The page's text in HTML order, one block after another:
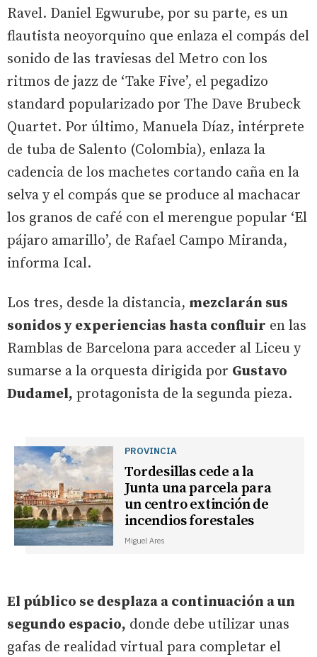
Ravel. Daniel Egwurube, por su parte, es un
flautista neoyorquino que enlaza el compás del
sonido de las traviesas del Metro con los
ritmos de jazz de ‘Take Five’, el pegadizo
standard popularizado por The Dave Brubeck
Quartet. Por último, Manuela Díaz, intérprete
de tuba de Salento (Colombia), enlaza la
cadencia de los machetes cortando caña en la
selva y el compás que se produce al machacar
los granos de café con el merengue popular ‘El
pájaro amarillo’, de Rafael Campo Miranda,
informa Ical.
Los tres, desde la distancia, mezclarán sus
sonidos y experiencias hasta confluir en las
Ramblas de Barcelona para acceder al Liceu y
sumarse a la orquesta dirigida por Gustavo
Dudamel, protagonista de la segunda pieza.
PROVINCIA
Tordesillas cede a la
Junta una parcela para
un centro extinción de
incendios forestales
Miguel Ares
El público se desplaza a continuación a un
segundo espacio, donde debe utilizar unas
gafas de realidad virtual para completar el